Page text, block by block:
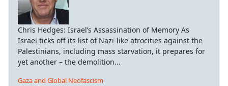
Chris Hedges: Israel’s Assassination of Memory As
Israel ticks off its list of Nazi-like atrocities against the
Palestinians, including mass starvation, it prepares for
yet another – the demolition...
Gaza and Global Neofascism